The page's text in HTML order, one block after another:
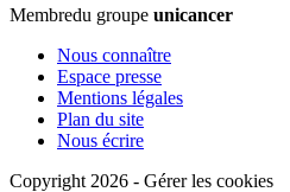
Membredu groupe unicancer
Nous connaître
Espace presse
Mentions légales
Plan du site
Nous écrire
Copyright 2026 - Gérer les cookies